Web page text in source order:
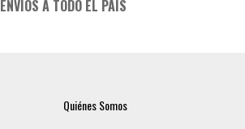
ENVÍOS A TODO EL PAÍS
Quiénes Somos